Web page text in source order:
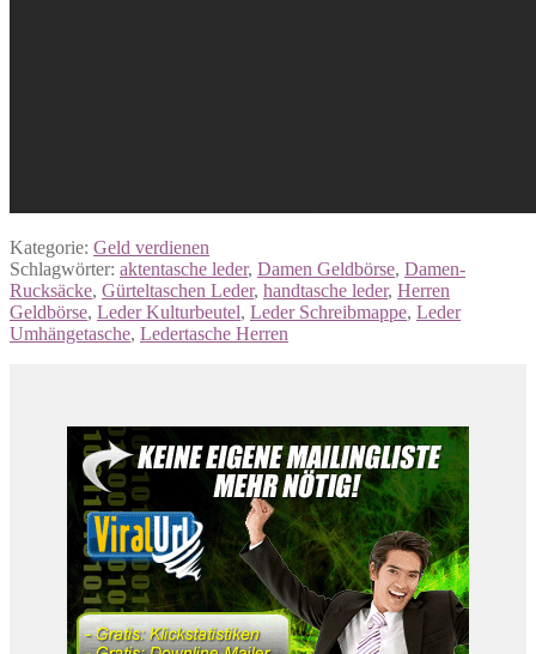
Kategorie: Geld verdienen
Schlagwörter: aktentasche leder, Damen Geldbörse, Damen-
Rucksäcke, Gürteltaschen Leder, handtasche leder, Herren
Geldbörse, Leder Kulturbeutel, Leder Schreibmappe, Leder
Umhängetasche, Ledertasche Herren